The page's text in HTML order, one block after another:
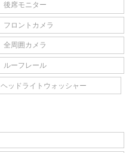
後席モニター
フロントカメラ
全周囲カメラ
ルーフレール
ヘッドライトウォッシャー